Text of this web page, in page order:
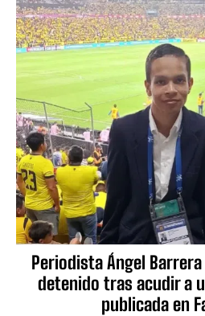
Periodista Ángel
detenido tras acudir a
publicada en